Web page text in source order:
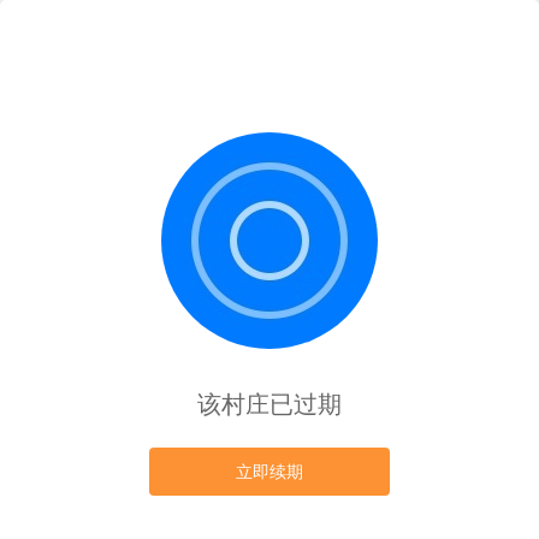
该村庄已过期
立即续期